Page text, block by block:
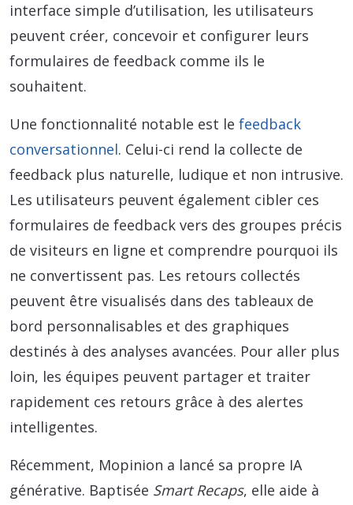
interface simple d’utilisation, les utilisateurs
peuvent créer, concevoir et configurer leurs
formulaires de feedback comme ils le
souhaitent.
Une fonctionnalité notable est le feedback
conversationnel. Celui-ci rend la collecte de
feedback plus naturelle, ludique et non intrusive.
Les utilisateurs peuvent également cibler ces
formulaires de feedback vers des groupes précis
de visiteurs en ligne et comprendre pourquoi ils
ne convertissent pas. Les retours collectés
peuvent être visualisés dans des tableaux de
bord personnalisables et des graphiques
destinés à des analyses avancées. Pour aller plus
loin, les équipes peuvent partager et traiter
rapidement ces retours grâce à des alertes
intelligentes.
Récemment, Mopinion a lancé sa propre IA
générative. Baptisée Smart Recaps, elle aide à